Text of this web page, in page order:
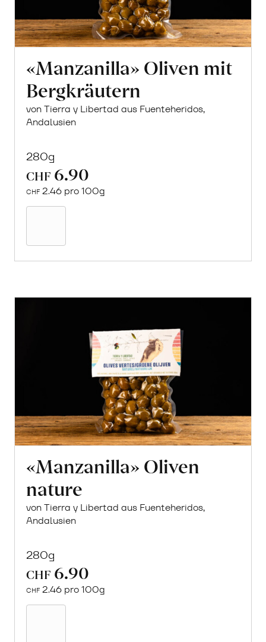
«Manzanilla» Oliven mit
Bergkräutern
von Tierra y Libertad aus Fuenteheridos,
Andalusien
280g
CHF 6.90
CHF 2.46 pro 100g
«Manzanilla» Oliven
nature
von Tierra y Libertad aus Fuenteheridos,
Andalusien
280g
CHF 6.90
CHF 2.46 pro 100g